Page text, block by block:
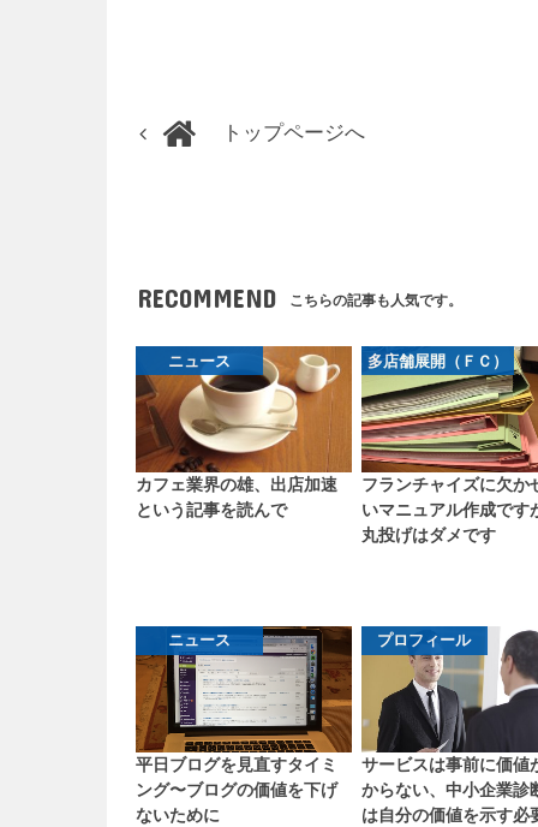
トップページへ
RECOMMEND こちらの記事も人気です。
ニュース
カフェ業界の雄、出店加速
という記事を読んで
多店舗展開（ＦＣ）
フランチャイズに欠か
いマニュアル作成です
丸投げはダメです
ニュース
平日ブログを見直すタイミ
ング〜ブログの価値を下げ
ないために
プロフィール
サービスは事前に価値
からない、中小企業診
は自分の価値を示す必